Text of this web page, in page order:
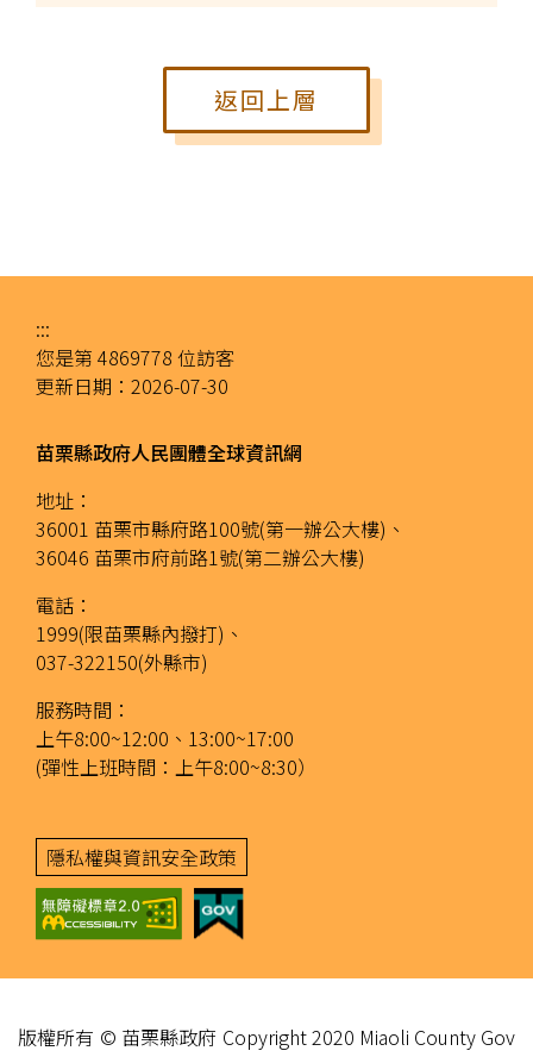
返回上層
:::
您是第 4869778 位訪客
更新日期： 2026-07-30
苗栗縣政府人民團體全球資訊網
地址：
36001 苗栗市縣府路100號(第一辦公大樓)、
36046 苗栗市府前路1號(第二辦公大樓)
電話：
1999(限苗栗縣內撥打)、
037-322150(外縣市)
服務時間：
上午8:00~12:00、13:00~17:00
(彈性上班時間：上午8:00~8:30）
隱私權與資訊安全政策
版權所有 © 苗栗縣政府 Copyright 2020 Miaoli County Gov